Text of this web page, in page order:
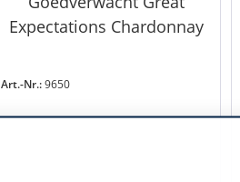
Expectations Chardonnay
Art.-Nr.:9650